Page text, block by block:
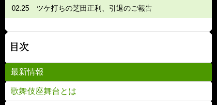
02.25 ツケ打ちの芝田正利、引退のご報告
目次
最新情報
歌舞伎座舞台とは